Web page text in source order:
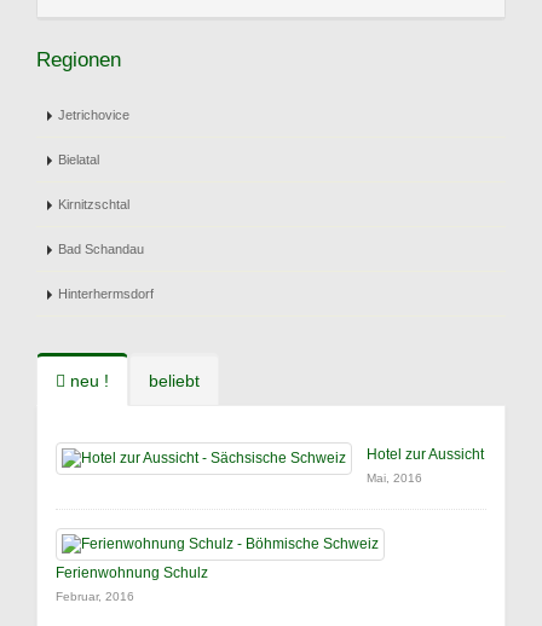
Regionen
Jetrichovice
Bielatal
Kirnitzschtal
Bad Schandau
Hinterhermsdorf
neu ! beliebt
Hotel zur Aussicht
Mai, 2016
Ferienwohnung Schulz
Februar, 2016